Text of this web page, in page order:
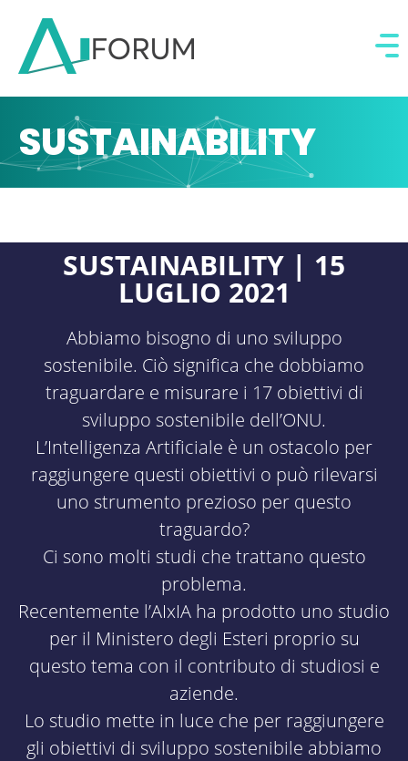
SUSTAINABILITY
SUSTAINABILITY | 15
LUGLIO 2021
Abbiamo bisogno di uno sviluppo
sostenibile. Ciò significa che dobbiamo
traguardare e misurare i 17 obiettivi di
sviluppo sostenibile dell’ONU.
L’Intelligenza Artificiale è un ostacolo per
raggiungere questi obiettivi o può rilevarsi
uno strumento prezioso per questo
traguardo?
Ci sono molti studi che trattano questo
problema.
Recentemente l’AIxIA ha prodotto uno studio
per il Ministero degli Esteri proprio su
questo tema con il contributo di studiosi e
aziende.
Lo studio mette in luce che per raggiungere
gli obiettivi di sviluppo sostenibile abbiamo